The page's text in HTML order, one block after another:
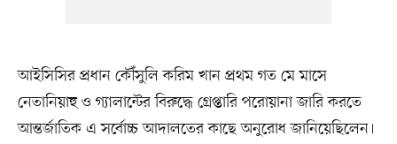
আইসিসির প্রধান কৌঁসুলি করিম খান প্রথম গত মে মাসে
নেতানিয়াহু ও গ্যালান্টের বিরুদ্ধে গ্রেপ্তারি পরোয়ানা জারি করতে
আন্তর্জাতিক এ সর্বোচ্চ আদালতের কাছে অনুরোধ জানিয়েছিলেন।